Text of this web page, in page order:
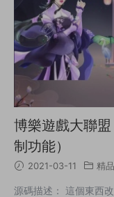
博樂遊戲大聯
制功能）
2021-03-11 精
源碼描述： 這個東西